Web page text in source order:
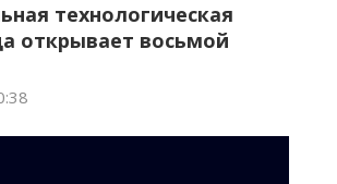
технологическая
открывает восьмой